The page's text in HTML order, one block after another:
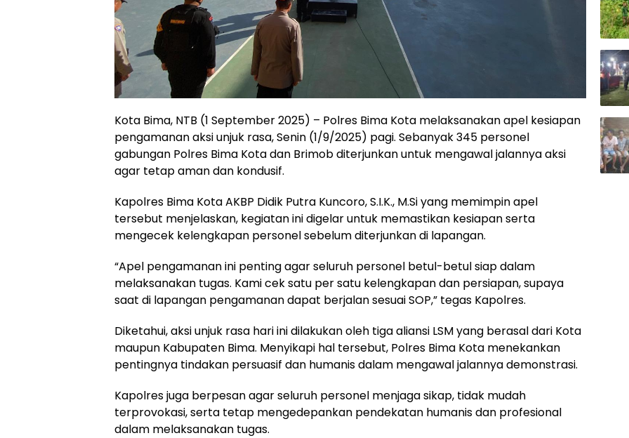
Kota Bima, NTB (1 September 2025) – Polres Bima Kota melaksanakan apel kesiapan
pengamanan aksi unjuk rasa, Senin (1/9/2025) pagi. Sebanyak 345 personel
gabungan Polres Bima Kota dan Brimob diterjunkan untuk mengawal jalannya aksi
agar tetap aman dan kondusif.
Kapolres Bima Kota AKBP Didik Putra Kuncoro, S.I.K., M.Si yang memimpin apel
tersebut menjelaskan, kegiatan ini digelar untuk memastikan kesiapan serta
mengecek kelengkapan personel sebelum diterjunkan di lapangan.
“Apel pengamanan ini penting agar seluruh personel betul-betul siap dalam
melaksanakan tugas. Kami cek satu per satu kelengkapan dan persiapan, supaya
saat di lapangan pengamanan dapat berjalan sesuai SOP,” tegas Kapolres.
Diketahui, aksi unjuk rasa hari ini dilakukan oleh tiga aliansi LSM yang berasal dari Kota
maupun Kabupaten Bima. Menyikapi hal tersebut, Polres Bima Kota menekankan
pentingnya tindakan persuasif dan humanis dalam mengawal jalannya demonstrasi.
Kapolres juga berpesan agar seluruh personel menjaga sikap, tidak mudah
terprovokasi, serta tetap mengedepankan pendekatan humanis dan profesional
dalam melaksanakan tugas.